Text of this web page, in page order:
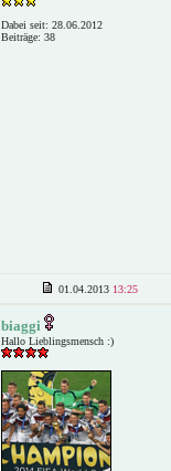
Dabei seit: 28.06.2012
Beiträge: 38
01.04.2013 13:25
biaggi
Hallo Lieblingsmensch :)